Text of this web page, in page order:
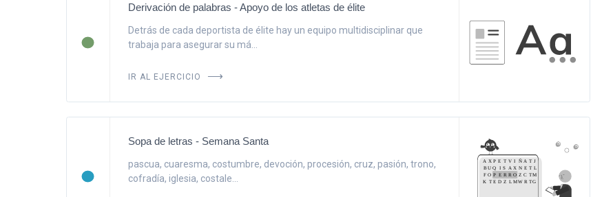
Derivación de palabras - Apoyo de los atletas de élite
Detrás de cada deportista de élite hay un equipo multidisciplinar que
trabaja para asegurar su má...
IR AL EJERCICIO
Sopa de letras - Semana Santa
pascua, cuaresma, costumbre, devoción, procesión, cruz, pasión, trono,
cofradía, iglesia, costale...